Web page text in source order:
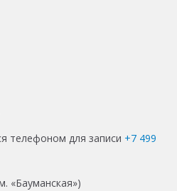
телефоном для записи +7 499
«Бауманская»)